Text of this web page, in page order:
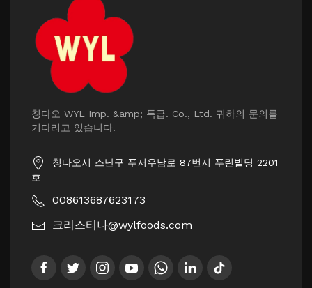
칭다오 WYL Imp. &amp; 특급. Co., Ltd. 귀하의 문의를
기다리고 있습니다.
칭다오시 스난구 푸저우남로 87번지 푸린빌딩 2201
호
008613687623173
크리스티나@wylfoods.com